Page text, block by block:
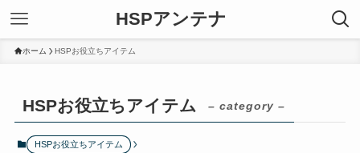
HSPアンテナ
ホーム HSPお役立ちアイテム
HSPお役立ちアイテム – category –
HSPお役立ちアイテム